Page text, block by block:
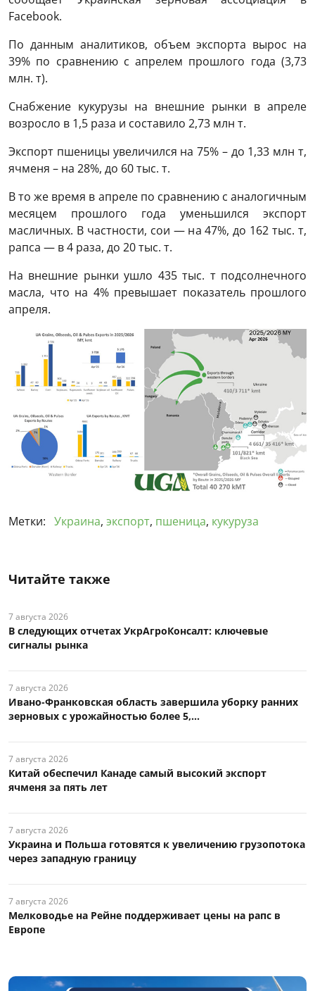
Facebook.
По данным аналитиков, объем экспорта вырос на
39% по сравнению с апрелем прошлого года (3,73
млн. т).
Снабжение кукурузы на внешние рынки в апреле
возросло в 1,5 раза и составило 2,73 млн т.
Экспорт пшеницы увеличился на 75% – до 1,33 млн т,
ячменя – на 28%, до 60 тыс. т.
В то же время в апреле по сравнению с аналогичным
месяцем прошлого года уменьшился экспорт
масличных. В частности, сои — на 47%, до 162 тыс. т,
рапса — в 4 раза, до 20 тыс. т.
На внешние рынки ушло 435 тыс. т подсолнечного
масла, что на 4% превышает показатель прошлого
апреля.
Метки: Украина, экспорт, пшеница, кукуруза
Читайте также
7 августа 2026
В следующих отчетах УкрАгроКонсалт: ключевые
сигналы рынка
7 августа 2026
Ивано-Франковская область завершила уборку ранних
зерновых с урожайностью более 5,...
7 августа 2026
Китай обеспечил Канаде самый высокий экспорт
ячменя за пять лет
7 августа 2026
Украина и Польша готовятся к увеличению грузопотока
через западную границу
7 августа 2026
Мелководье на Рейне поддерживает цены на рапс в
Европе